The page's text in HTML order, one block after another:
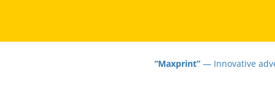
“Maxprint”— Innovative